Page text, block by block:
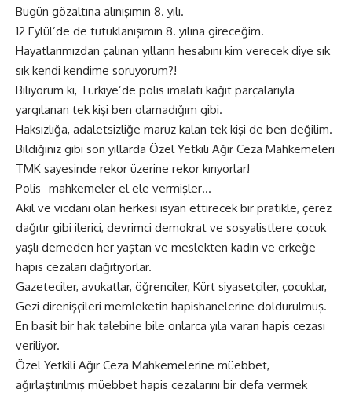
Bugün gözaltına alınışımın 8. yılı.
12 Eylül’de de tutuklanışımın 8. yılına gireceğim.
Hayatlarımızdan çalınan yılların hesabını kim verecek diye sık
sık kendi kendime soruyorum?!
Biliyorum ki, Türkiye’de polis imalatı kağıt parçalarıyla
yargılanan tek kişi ben olamadığım gibi.
Haksızlığa, adaletsizliğe maruz kalan tek kişi de ben değilim.
Bildiğiniz gibi son yıllarda Özel Yetkili Ağır Ceza Mahkemeleri
TMK sayesinde rekor üzerine rekor kırıyorlar!
Polis- mahkemeler el ele vermişler…
Akıl ve vicdanı olan herkesi isyan ettirecek bir pratikle, çerez
dağıtır gibi ilerici, devrimci demokrat ve sosyalistlere çocuk
yaşlı demeden her yaştan ve meslekten kadın ve erkeğe
hapis cezaları dağıtıyorlar.
Gazeteciler, avukatlar, öğrenciler, Kürt siyasetçiler, çocuklar,
Gezi direnişçileri memleketin hapishanelerine doldurulmuş.
En basit bir hak talebine bile onlarca yıla varan hapis cezası
veriliyor.
Özel Yetkili Ağır Ceza Mahkemelerine müebbet,
ağırlaştırılmış müebbet hapis cezalarını bir defa vermek